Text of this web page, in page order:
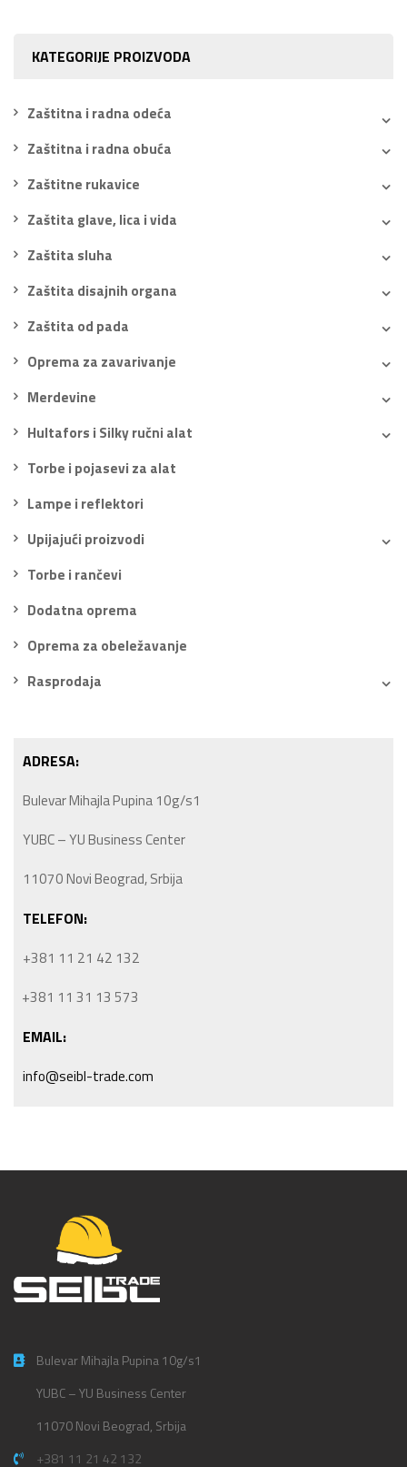
KATEGORIJE PROIZVODA
Zaštitna i radna odeća
Zaštitna i radna obuća
Zaštitne rukavice
Zaštita glave, lica i vida
Zaštita sluha
Zaštita disajnih organa
Zaštita od pada
Oprema za zavarivanje
Merdevine
Hultafors i Silky ručni alat
Torbe i pojasevi za alat
Lampe i reflektori
Upijajući proizvodi
Torbe i rančevi
Dodatna oprema
Oprema za obeležavanje
Rasprodaja
ADRESA:
Bulevar Mihajla Pupina 10g/s1
YUBC – YU Business Center
11070 Novi Beograd, Srbija
TELEFON:
+381 11 21 42 132
+381 11 31 13 573
EMAIL:
info@seibl-trade.com
Bulevar Mihajla Pupina 10g/s1
YUBC – YU Business Center
11070 Novi Beograd, Srbija
+381 11 21 42 132